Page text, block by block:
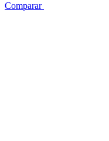
Comparar